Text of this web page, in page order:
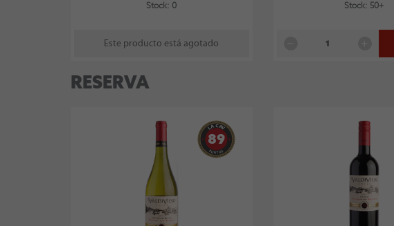
Stock: 0
Este producto está agotado
Stock: 50+
RESERVA
89